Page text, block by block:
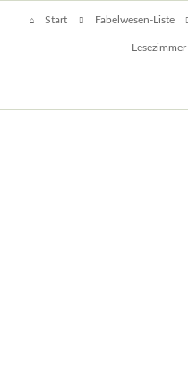
Start Fabelwesen-Liste
Lesezimmer